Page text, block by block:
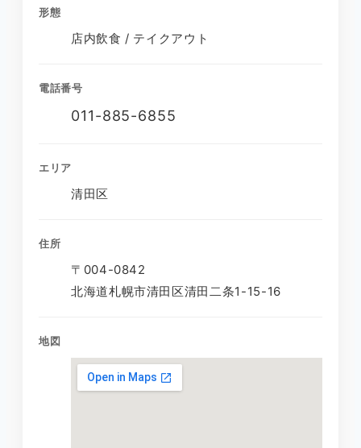
形態
店内飲食 / テイクアウト
電話番号
011-885-6855
エリア
清田区
住所
〒004-0842
北海道札幌市清田区清田二条1-15-16
地図